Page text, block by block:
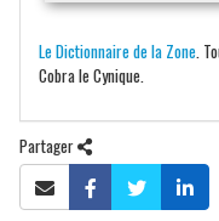
Le Dictionnaire de la Zone .
Cobra le Cynique.
Partager